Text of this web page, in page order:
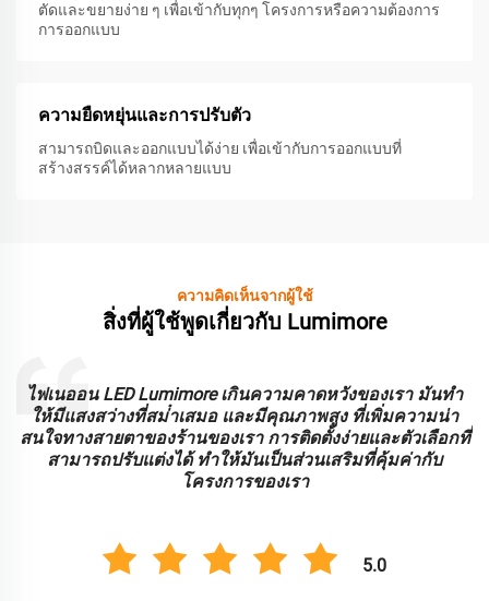
ตัดและขยายง่าย ๆ เพื่อเข้ากับทุกๆ โครงการหรือความต้องการ
การออกแบบ
ความยืดหยุ่นและการปรับตัว
สามารถบิดและออกแบบได้ง่าย เพื่อเข้ากับการออกแบบที่
สร้างสรรค์ได้หลากหลายแบบ
ความคิดเห็นจากผู้ใช้
สิ่งที่ผู้ใช้พูดเกี่ยวกับ Lumimore
ไฟเนออน LED Lumimore เกินความคาดหวังของเรา มันทํา
ให้มีแสงสว่างที่สม่ําเสมอ และมีคุณภาพสูง ที่เพิ่มความน่า
สนใจทางสายตาของร้านของเรา การติดตั้งง่ายและตัวเลือกที่
สามารถปรับแต่งได้ ทําให้มันเป็นส่วนเสริมที่คุ้มค่ากับ
โครงการของเรา
5.0